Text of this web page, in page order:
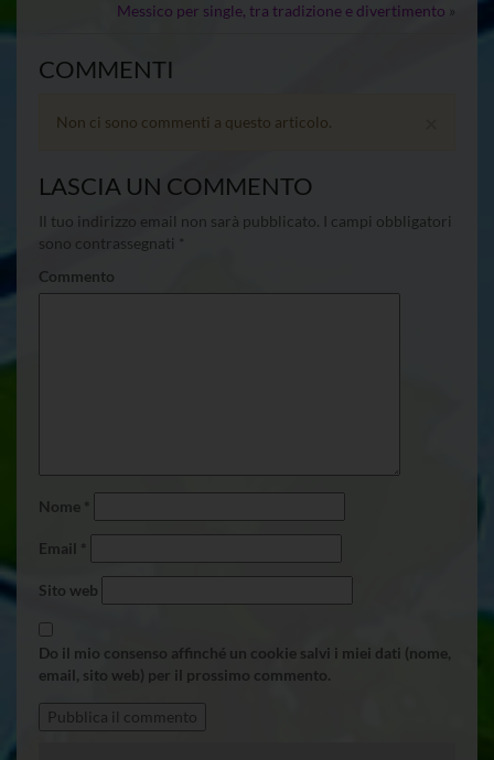
Messico per single, tra tradizione e divertimento »
COMMENTI
Non ci sono commenti a questo articolo.
LASCIA UN COMMENTO
Il tuo indirizzo email non sarà pubblicato. I campi obbligatori
sono contrassegnati *
Commento
Nome *
Email *
Sito web
Do il mio consenso affinché un cookie salvi i miei dati (nome,
email, sito web) per il prossimo commento.